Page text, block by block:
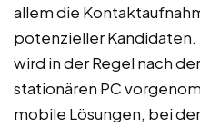
allem die
potenzieller
wird in der Regel nach
stationären PC
mobile Lösungen, bei